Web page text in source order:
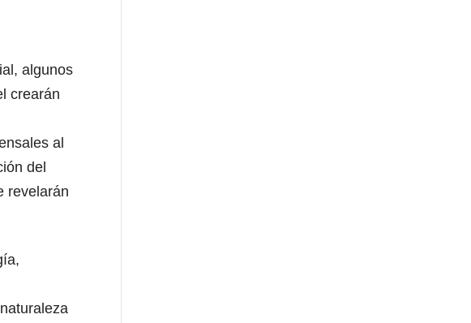
algunos
crearán
al
del
revelarán